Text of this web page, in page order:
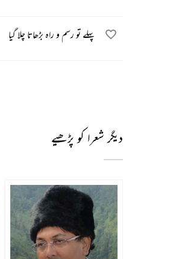
پہلے تو رسم و راہ بڑھاتا چلا گیا
دیگر شعرا کو پڑھیے